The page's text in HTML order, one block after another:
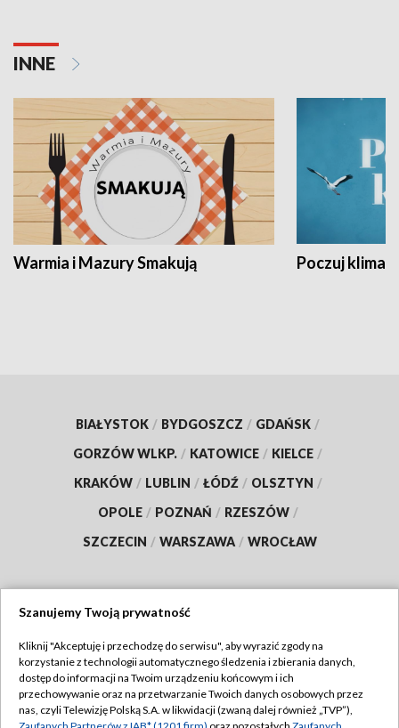
INNE
Warmia i Mazury Smakują Poczuj klimat
BIAŁYSTOK / BYDGOSZCZ / GDAŃSK /
GORZÓW WLKP. / KATOWICE / KIELCE /
KRAKÓW / LUBLIN / ŁÓDŹ / OLSZTYN /
OPOLE / POZNAŃ / RZESZÓW /
SZCZECIN / WARSZAWA / WROCŁAW
TVP
Abonament TVP
Emisja w TVP
Regulamin TVP
Szanujemy Twoją prywatność
Kliknij "Akceptuję i przechodzę do serwisu", aby wyrazić zgody na
korzystanie z technologii automatycznego śledzenia i zbierania danych,
dostęp do informacji na Twoim urządzeniu końcowym i ich
przechowywanie oraz na przetwarzanie Twoich danych osobowych przez
nas, czyli Telewizję Polską S.A. w likwidacji (zwaną dalej również „TVP”),